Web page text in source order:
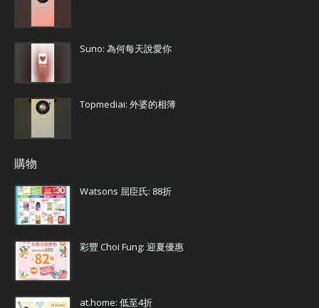
Suno: 為何每天說愛你
Topmediai: 外婆的相簿
購物
Watsons 屈臣氏: 88折
彩豐 Choi Fung: 迎夏優惠
at.home: 低至4折